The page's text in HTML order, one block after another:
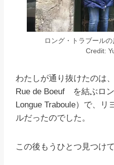
ロング・トラブールの
Credit:
わたしが通り抜けたのは
Rue de Boeuf を結ぶロ
Longue Traboule）で、リ
ルだったのでした。
この後もうひとつ見つけて